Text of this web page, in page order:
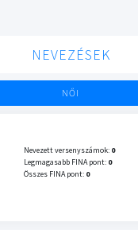
NEVEZÉSEK
NŐI
Nevezett versenyszámok: 0
Legmagasabb FINA pont: 0
Összes FINA pont: 0